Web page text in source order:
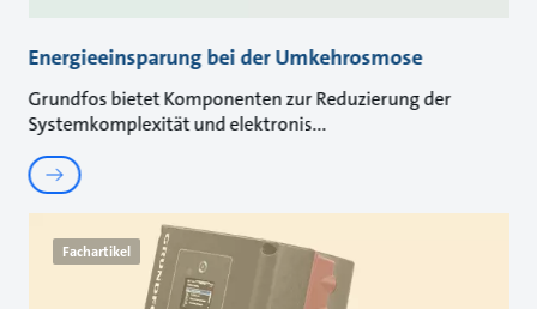
Energieeinsparung bei der Umkehrosmose
Grundfos bietet Komponenten zur Reduzierung der
Systemkomplexität und elektronis
Fachartikel